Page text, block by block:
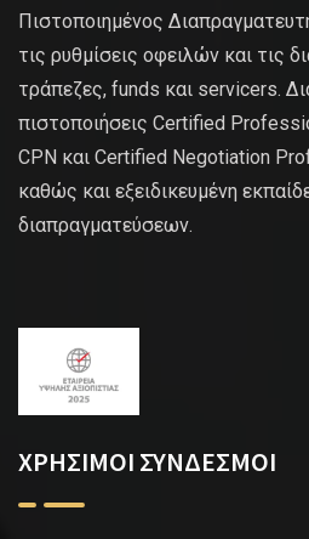
Πιστοποιημένος
τις ρυθμίσεις οφειλών και τις
τράπεζες, funds και servicers.
πιστοποιήσεις Certified
CPN και Certified Negotiation
καθώς και εξειδικευμένη
διαπραγματεύσεων.
ΧΡΗΣΙΜΟΙ ΣΥΝΔΕΣΜΟΙ